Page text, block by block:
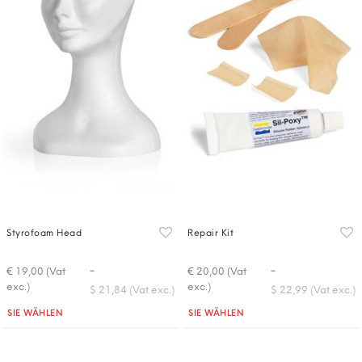
Styrofoam Head
€ 19,00 (Vat
exc.)
-
$ 21,84 (Vat exc.)
Quantità
SIE WÄHLEN
Repair Kit
€ 20,00 (Vat
exc.)
-
$ 22,99 (Vat exc.)
Quantità
SIE WÄHLEN